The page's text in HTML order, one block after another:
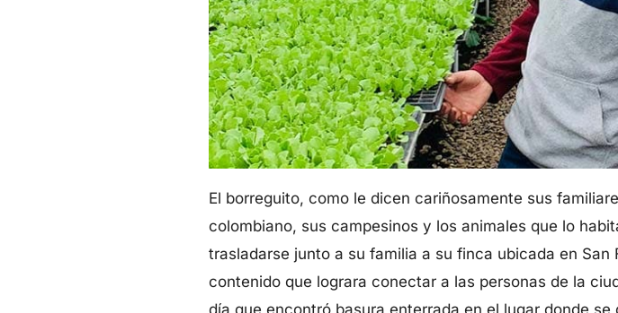
El borreguito, como le dicen cariñosamente sus
colombiano, sus campesinos y los animales que lo
trasladarse junto a su familia a su finca ubicada en
contenido que lograra conectar a las personas de la
día que encontró basura enterrada en el lugar donde